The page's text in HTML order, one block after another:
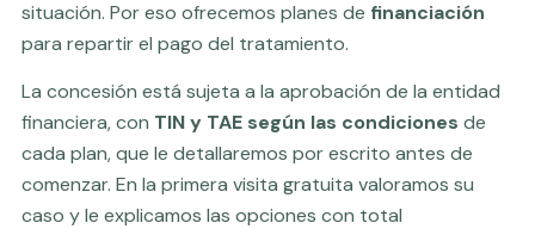
situación. Por eso ofrecemos planes de financiación
para repartir el pago del tratamiento.
La concesión está sujeta a la aprobación de la entidad
financiera, con TIN y TAE según las condiciones de
cada plan, que le detallaremos por escrito antes de
comenzar. En la primera visita gratuita valoramos su
caso y le explicamos las opciones con total